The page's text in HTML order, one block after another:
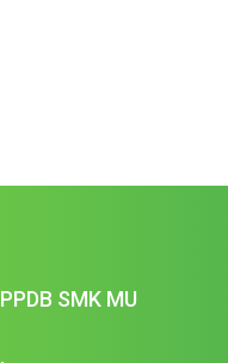
SMK MU